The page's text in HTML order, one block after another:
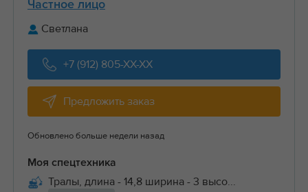
Частное лицо
Светлана
+7 (912) 805-XX-XX
Предложить заказ
Обновлено больше недели назад
Моя спецтехника
Тралы, длина - 14,8 ширина - 3 высо...